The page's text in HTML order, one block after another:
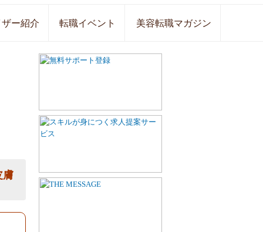
ー紹介 転職イベント 美容転職マガジン
膚